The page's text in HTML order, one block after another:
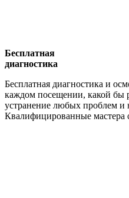
Бесплатная
диагностика
Бесплатная диагностика и
каждом посещении, какой бы
устранение любых проблем и
Квалифицированные